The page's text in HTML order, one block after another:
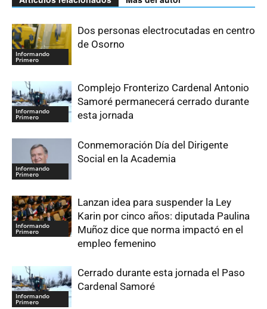
Informando
Primero
Dos personas electrocutadas en centro
de Osorno
Informando
Primero
Complejo Fronterizo Cardenal Antonio
Samoré permanecerá cerrado durante
esta jornada
Informando
Primero
Conmemoración Día del Dirigente
Social en la Academia
Informando
Primero
Lanzan idea para suspender la Ley
Karin por cinco años: diputada Paulina
Muñoz dice que norma impactó en el
empleo femenino
Informando
Primero
Cerrado durante esta jornada el Paso
Cardenal Samoré